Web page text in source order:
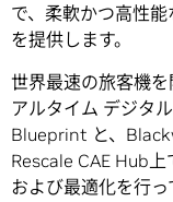
で、柔軟かつ高性
を提供します。
世界最速の旅客機
アルタイム デジタ
Blueprint と、
Rescale CAE Hub
および最適化を行っ